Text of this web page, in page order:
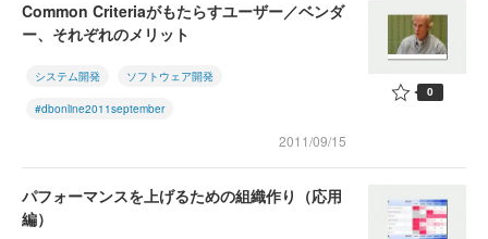
Common Criteriaがもたらすユーザー／ベンダ
ー、それぞれのメリット
システム開発 ソフトウェア開発
#dbonline2011september
2011/09/15
0
パフォーマンスを上げるための組織作り（応用
編）